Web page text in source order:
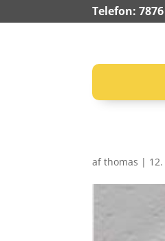
Telefon: 7876
afthomas |